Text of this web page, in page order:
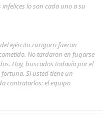
infelices lo son cada uno a su
ejército zurigorri fueron
No tardaron en fugarse
Hoy, buscados todavía por el
Si usted tiene un
contratarlos: el equipo